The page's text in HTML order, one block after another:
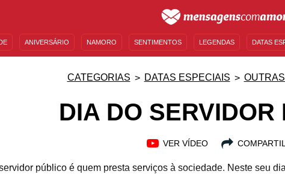
ANIVERSÁRIO NAMORO SENTIMENTOS LEGENDAS DATAS
CATEGORIAS DATAS ESPECIAIS
DIA DO SERVIDOR
VER VÍDEO
público é quem presta serviços à sociedade. Neste seu